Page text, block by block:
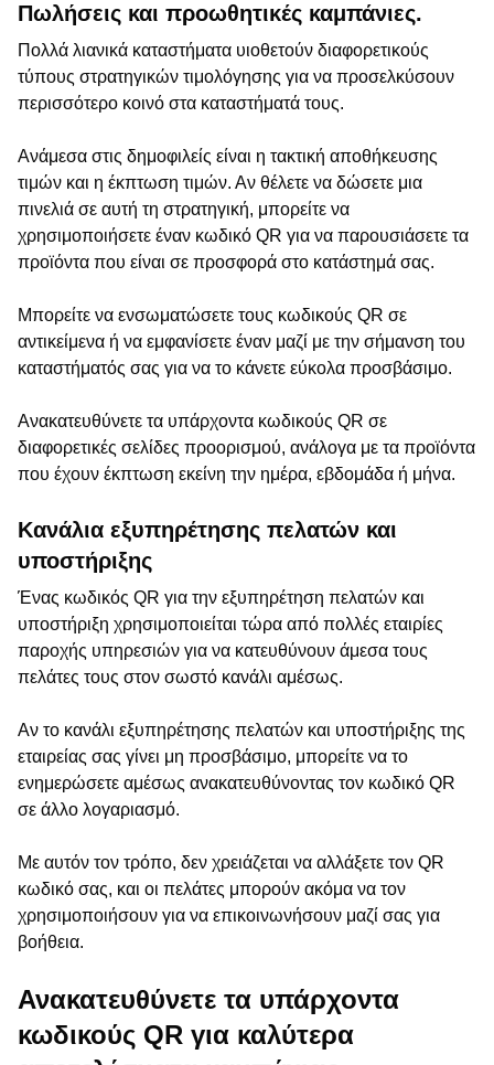
Πωλήσεις και προωθητικές καμπάνιες.
Πολλά λιανικά καταστήματα υιοθετούν διαφορετικούς
τύπους στρατηγικών τιμολόγησης για να προσελκύσουν
περισσότερο κοινό στα καταστήματά τους.
Ανάμεσα στις δημοφιλείς είναι η τακτική αποθήκευσης
τιμών και η έκπτωση τιμών. Αν θέλετε να δώσετε μια
πινελιά σε αυτή τη στρατηγική, μπορείτε να
χρησιμοποιήσετε έναν κωδικό QR για να παρουσιάσετε τα
προϊόντα που είναι σε προσφορά στο κατάστημά σας.
Μπορείτε να ενσωματώσετε τους κωδικούς QR σε
αντικείμενα ή να εμφανίσετε έναν μαζί με την σήμανση του
καταστήματός σας για να το κάνετε εύκολα προσβάσιμο.
Ανακατευθύνετε τα υπάρχοντα κωδικούς QR σε
διαφορετικές σελίδες προορισμού, ανάλογα με τα προϊόντα
που έχουν έκπτωση εκείνη την ημέρα, εβδομάδα ή μήνα.
Κανάλια εξυπηρέτησης πελατών και
υποστήριξης
Ένας κωδικός QR για την εξυπηρέτηση πελατών και
υποστήριξη χρησιμοποιείται τώρα από πολλές εταιρίες
παροχής υπηρεσιών για να κατευθύνουν άμεσα τους
πελάτες τους στον σωστό κανάλι αμέσως.
Αν το κανάλι εξυπηρέτησης πελατών και υποστήριξης της
εταιρείας σας γίνει μη προσβάσιμο, μπορείτε να το
ενημερώσετε αμέσως ανακατευθύνοντας τον κωδικό QR
σε άλλο λογαριασμό.
Με αυτόν τον τρόπο, δεν χρειάζεται να αλλάξετε τον QR
κωδικό σας, και οι πελάτες μπορούν ακόμα να τον
χρησιμοποιήσουν για να επικοινωνήσουν μαζί σας για
βοήθεια.
Ανακατευθύνετε τα υπάρχοντα
κωδικούς QR για καλύτερα